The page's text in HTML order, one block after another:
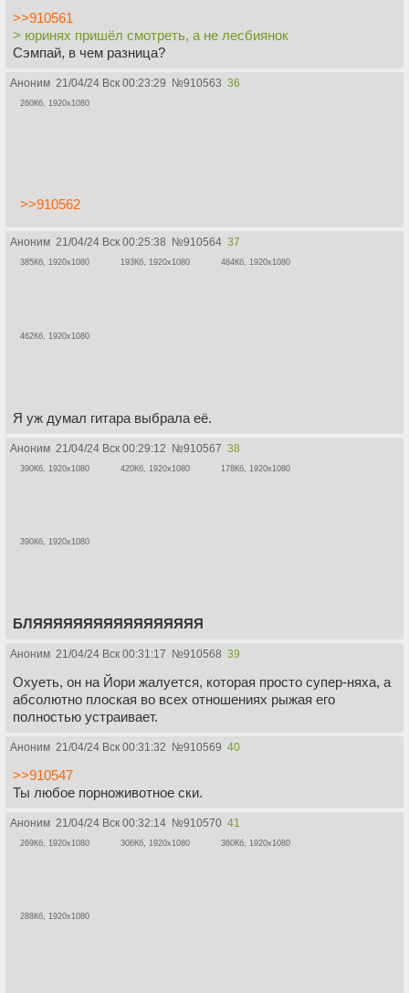
>>910561
> юринях пришёл смотреть, а не лесбиянок
Сэмпай, в чем разница?
Аноним 21/04/24 Вск 00:23:29 №910563 36
260Кб, 1920x1080
>>910562
Аноним 21/04/24 Вск 00:25:38 №910564 37
385Кб, 1920x1080 193Кб, 1920x1080 484Кб, 1920x1080
462Кб, 1920x1080
Я уж думал гитара выбрала её.
Аноним 21/04/24 Вск 00:29:12 №910567 38
390Кб, 1920x1080 420Кб, 1920x1080 178Кб, 1920x1080
390Кб, 1920x1080
БЛЯЯЯЯЯЯЯЯЯЯЯЯЯЯЯЯЯ
Аноним 21/04/24 Вск 00:31:17 №910568 39
Охуеть, он на Йори жалуется, которая просто супер-няха, а
абсолютно плоская во всех отношениях рыжая его
полностью устраивает.
Аноним 21/04/24 Вск 00:31:32 №910569 40
>>910547
Ты любое порноживотное ски.
Аноним 21/04/24 Вск 00:32:14 №910570 41
269Кб, 1920x1080 306Кб, 1920x1080 360Кб, 1920x1080
288Кб, 1920x1080